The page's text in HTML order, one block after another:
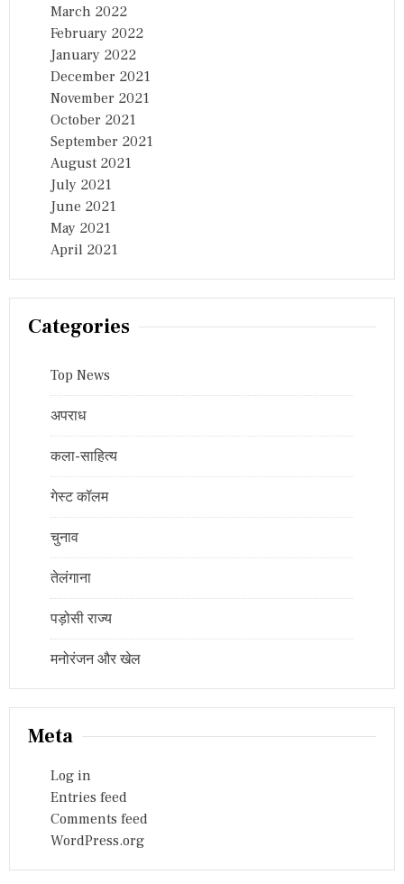
March 2022
February 2022
January 2022
December 2021
November 2021
October 2021
September 2021
August 2021
July 2021
June 2021
May 2021
April 2021
Categories
Top News
अपराध
कला-साहित्य
गेस्ट कॉलम
चुनाव
तेलंगाना
पड़ोसी राज्य
मनोरंजन और खेल
Meta
Log in
Entries feed
Comments feed
WordPress.org